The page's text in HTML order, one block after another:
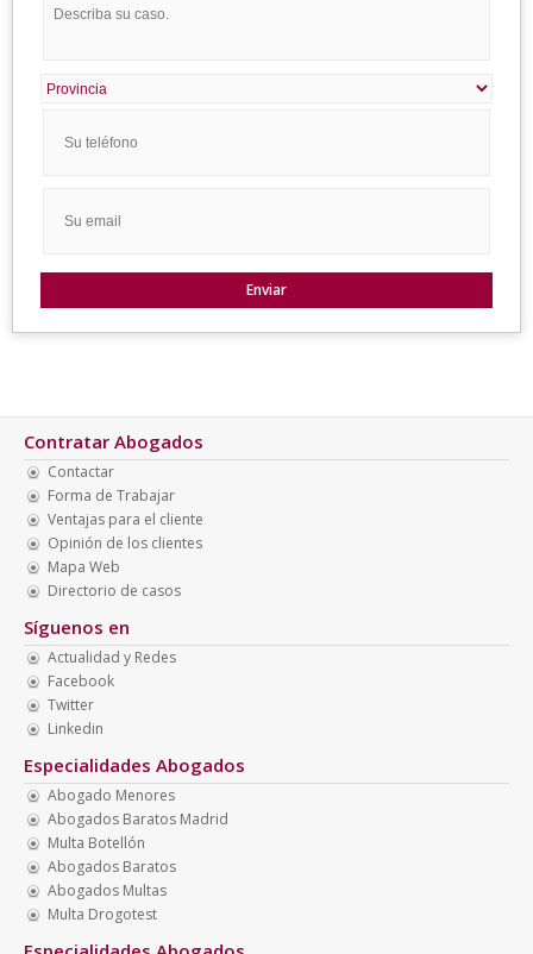
Contratar Abogados
Contactar
Forma de Trabajar
Ventajas para el cliente
Opinión de los clientes
Mapa Web
Directorio de casos
Síguenos en
Actualidad y Redes
Facebook
Twitter
Linkedin
Especialidades Abogados
Abogado Menores
Abogados Baratos Madrid
Multa Botellón
Abogados Baratos
Abogados Multas
Multa Drogotest